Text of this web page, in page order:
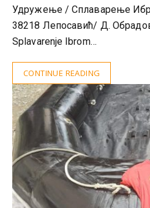
Удружење / Сплаварење
38218 Лепосавић/ Д.
Splavarenje Ibrom…
CONTINUE READING